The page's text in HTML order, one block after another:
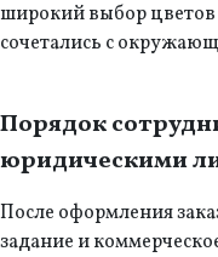
широкий выбор цветов
сочетались с
Порядок
юридическими
После оформления
задание и